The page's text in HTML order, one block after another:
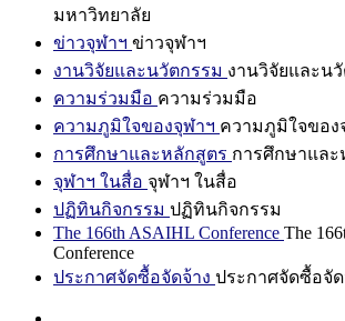
มหาวิทยาลัย
ข่าวจุฬาฯ ข่าวจุฬาฯ
งานวิจัยและนวัตกรรม งานวิจัยและน
ความร่วมมือ ความร่วมมือ
ความภูมิใจของจุฬาฯ ความภูมิใจของ
การศึกษาและหลักสูตร การศึกษาและ
จุฬาฯ ในสื่อ จุฬาฯ ในสื่อ
ปฏิทินกิจกรรม ปฏิทินกิจกรรม
The 166th ASAIHL Conference The
Conference
ประกาศจัดซื้อจัดจ้าง ประกาศจัดซื้อจัด